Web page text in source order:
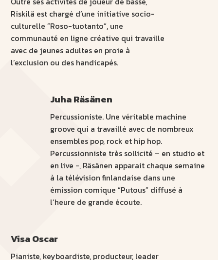
Riskilä est chargé d’une initiative socio-
culturelle ”Roso-tuotanto”, une
communauté en ligne créative qui travaille
avec de jeunes adultes en proie à
l’exclusion ou des handicapés.
Juha Räsänen
Percussioniste. Une véritable machine
groove qui a travaillé avec de nombreux
ensembles pop, rock et hip hop.
Percussionniste très sollicité – en studio et
en live -, Räsänen apparait chaque semaine
à la télévision finlandaise dans une
émission comique ”Putous” diffusé à
l’heure de grande écoute.
Visa Oscar
Pianiste, keyboardiste, producteur, leader